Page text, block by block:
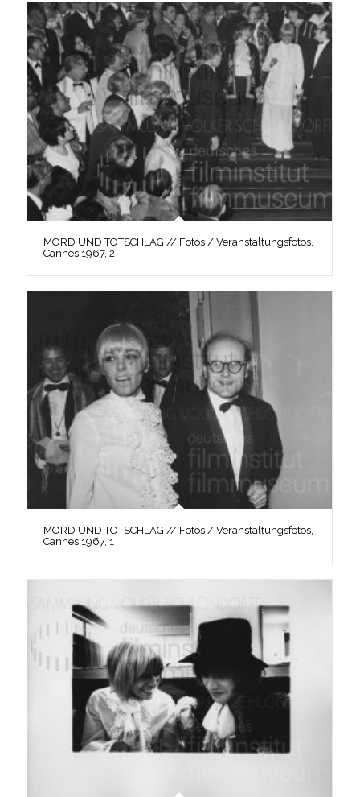
MORD UND TOTSCHLAG // Fotos / Veranstaltungsfotos,
Cannes 1967, 2
MORD UND TOTSCHLAG // Fotos / Veranstaltungsfotos,
Cannes 1967, 1